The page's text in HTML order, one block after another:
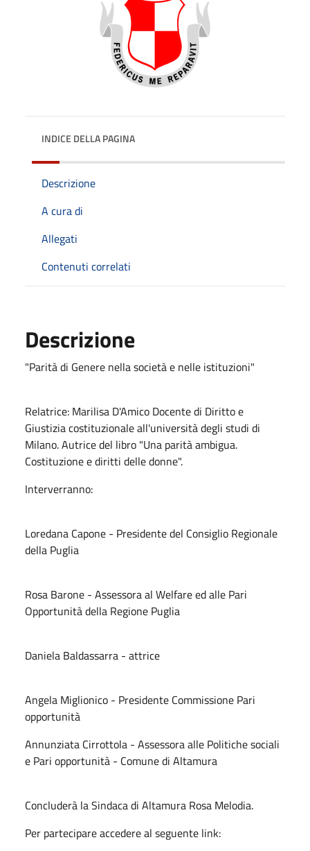
INDICE DELLA PAGINA
Descrizione
A cura di
Allegati
Contenuti correlati
Descrizione
"Parità di Genere nella società e nelle istituzioni"
Relatrice: Marilisa D'Amico Docente di Diritto e
Giustizia costituzionale all'università degli studi di
Milano. Autrice del libro "Una parità ambigua.
Costituzione e diritti delle donne".
Interverranno:
Loredana Capone - Presidente del Consiglio Regionale
della Puglia
Rosa Barone - Assessora al Welfare ed alle Pari
Opportunità della Regione Puglia
Daniela Baldassarra - attrice
Angela Miglionico - Presidente Commissione Pari
opportunità
Annunziata Cirrottola - Assessora alle Politiche sociali
e Pari opportunità - Comune di Altamura
Concluderà la Sindaca di Altamura Rosa Melodia.
Per partecipare accedere al seguente link: